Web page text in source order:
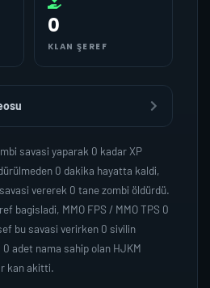
0
KLAN ŞEREF
savasi yaparak 0 kadar XP
0 dakika hayatta kaldi,
vererek 0 tane zombi öldürdü.
bagisladi, MMO FPS / MMO TPS 0
bu savasi verirken 0 sivilin
adet nama sahip olan HJKM
kan akitti.